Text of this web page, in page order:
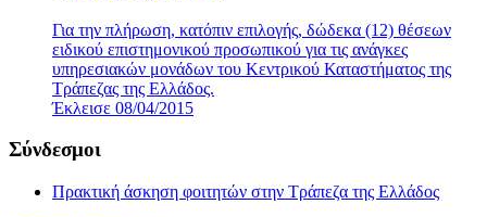
Για την πλήρωση, κατόπιν επιλογής, δώδεκα (12) θέσεων
ειδικού επιστημονικού προσωπικού για τις ανάγκες
υπηρεσιακών μονάδων του Κεντρικού Καταστήματος της
Τράπεζας της Ελλάδος.
Έκλεισε 08/04/2015
Σύνδεσμοι
Πρακτική άσκηση φοιτητών στην Τράπεζα της Ελλάδος